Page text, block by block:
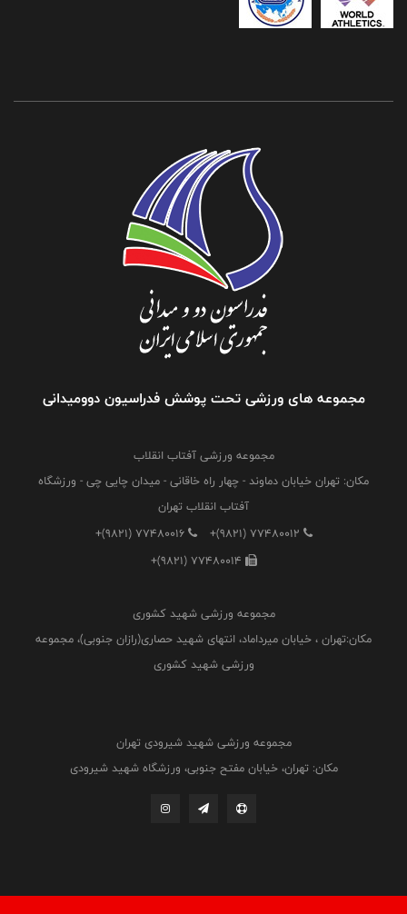
مجموعه های ورزشی تحت پوشش فدراسیون دوومیدانی
مجموعه ورزشی آفتاب انقلاب
مکان: تهران خیابان دماوند - چهار راه خاقانی - میدان چایی چی - ورزشگاه
آفتاب انقلاب تهران
+(9821) 77480012
+(9821) 77480016
+(9821) 77480014
مجموعه ورزشی شهید کشوری
مکان:تهران ، خیابان میرداماد، انتهای شهید حصاری(رازان جنوبی)، مجموعه
ورزشی شهید کشوری
مجموعه ورزشی شهید شیرودی تهران
مکان: تهران، خیابان مفتح جنوبی، ورزشگاه شهید شیرودی